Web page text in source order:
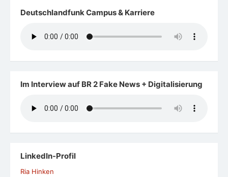
Deutschlandfunk Campus & Karriere
Im Interview auf BR 2 Fake News + Digitalisierung
LinkedIn-Profil
Ria Hinken